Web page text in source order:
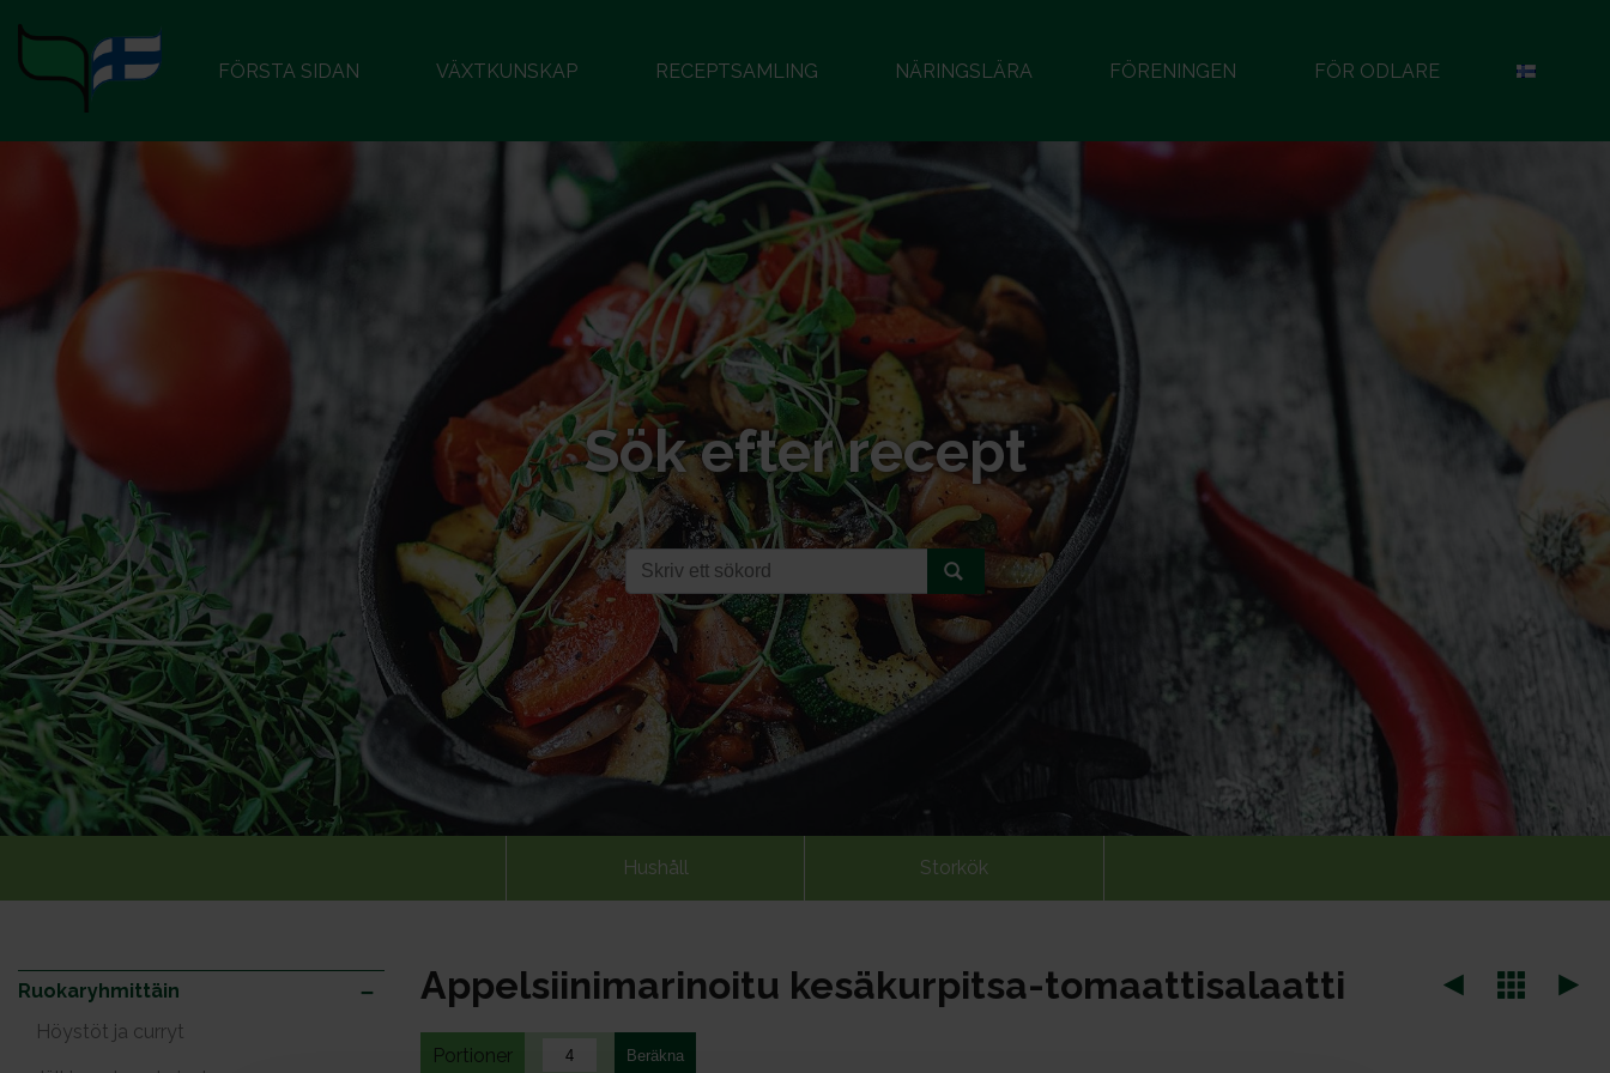
FÖRSTA SIDAN VÄXTKUNSKAP RECEPTSAMLING NÄRINGSLÄRA FÖRENINGEN FÖR ODLARE
Sök efter recept
Hushåll Storkök
Ruokaryhmittäin
Höystöt ja curryt
Appelsiinimarinoitu kesäkurpitsa-tomaattisalaatti
Portioner